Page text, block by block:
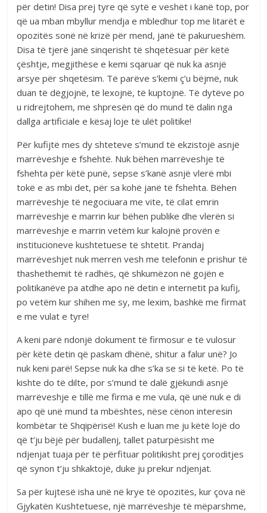
për detin! Disa prej tyre që sytë e veshët i kanë top, por
që ua mban mbyllur mendja e mbledhur top me litarët e
opozitës sonë në krizë për mend, janë të pakurueshëm.
Disa të tjerë janë sinqerisht të shqetësuar për këtë
çështje, megjithëse e kemi sqaruar që nuk ka asnjë
arsye për shqetësim. Të parëve s’kemi ç’u bëjmë, nuk
duan të dëgjojnë, të lexojnë, të kuptojnë. Të dytëve po
u ridrejtohem, me shpresën që do mund të dalin nga
dallga artificiale e kësaj loje të ulët politike!
Për kufijtë mes dy shteteve s’mund të ekzistojë asnjë
marrëveshje e fshehtë. Nuk bëhen marrëveshje të
fshehta për këtë punë, sepse s’kanë asnjë vlerë mbi
tokë e as mbi det, për sa kohë janë të fshehta. Bëhen
marrëveshje të negociuara me vite, të cilat emrin
marrëveshje e marrin kur bëhen publike dhe vlerën si
marrëveshje e marrin vetëm kur kalojnë provën e
institucioneve kushtetuese të shtetit. Prandaj
marrëveshjet nuk merren vesh me telefonin e prishur të
thashethemit të radhës, që shkumëzon në gojën e
politikanëve pa atdhe apo në detin e internetit pa kufij,
po vetëm kur shihen me sy, me lexim, bashkë me firmat
e me vulat e tyre!
A keni parë ndonjë dokument të firmosur e të vulosur
për këtë detin që paskam dhënë, shitur a falur unë? Jo
nuk keni parë! Sepse nuk ka dhe s’ka se si të ketë. Po të
kishte do të dilte, por s’mund të dalë gjëkundi asnjë
marrëveshje e tillë me firma e me vula, që unë nuk e di
apo që unë mund ta mbështes, nëse cënon interesin
kombëtar të Shqipërisë! Kush e luan me ju këtë lojë do
që t’ju bëjë për budallenj, tallet paturpësisht me
ndjenjat tuaja për të përfituar politikisht prej çoroditjes
që synon t’ju shkaktojë, duke ju prekur ndjenjat.
Sa për kujtesë isha unë në krye të opozitës, kur çova në
Gjykatën Kushtetuese, një marrëveshje të mëparshme,